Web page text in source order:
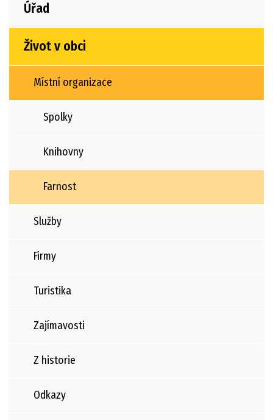
Úřad
Život v obci
Místní organizace
Spolky
Knihovny
Farnost
Služby
Firmy
Turistika
Zajímavosti
Z historie
Odkazy